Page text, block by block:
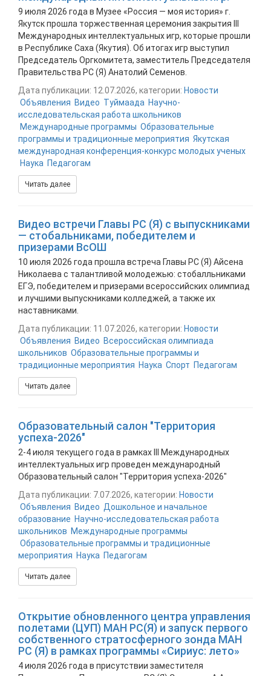
9 июля 2026 года в Музее «Россия — моя история» г.
Якутск прошла торжественная церемония закрытия III
Международных интеллектуальных игр, которые прошли
в Республике Саха (Якутия). Об итогах игр выступил
Председатель Оргкомитета, заместитель Председателя
Правительства РС (Я) Анатолий Семенов.
Дата публикации: 12.07.2026, категории: Новости
Объявления Видео Туймаада Научно-
исследовательская работа школьников
Международные программы Образовательные
программы и традиционные мероприятия Якутская
международная конференция-конкурс молодых ученых
Наука Педагогам
Читать далее
Видео встречи Главы РС (Я) с выпускниками
— стобальниками, победителем и
призерами ВсОШ
10 июля 2026 года прошла встреча Главы РС (Я) Айсена
Николаева с талантливой молодежью: стобалльниками
ЕГЭ, победителем и призерами всероссийских олимпиад
и лучшими выпускниками колледжей, а также их
наставниками.
Дата публикации: 11.07.2026, категории: Новости
Объявления Видео Всероссийская олимпиада
школьников Образовательные программы и
традиционные мероприятия Наука Спорт Педагогам
Читать далее
Образовательный салон "Территория
успеха-2026"
2-4 июля текущего года в рамках III Международных
интеллектуальных игр проведен международный
Образовательный салон "Территория успеха-2026"
Дата публикации: 7.07.2026, категории: Новости
Объявления Видео Дошкольное и начальное
образование Научно-исследовательская работа
школьников Международные программы
Образовательные программы и традиционные
мероприятия Наука Педагогам
Читать далее
Открытие обновленного центра управления
полетами (ЦУП) МАН РС(Я) и запуск первого
собственного стратосферного зонда МАН
РС (Я) в рамках программы «Сириус: лето»
4 июля 2026 года в присутствии заместителя